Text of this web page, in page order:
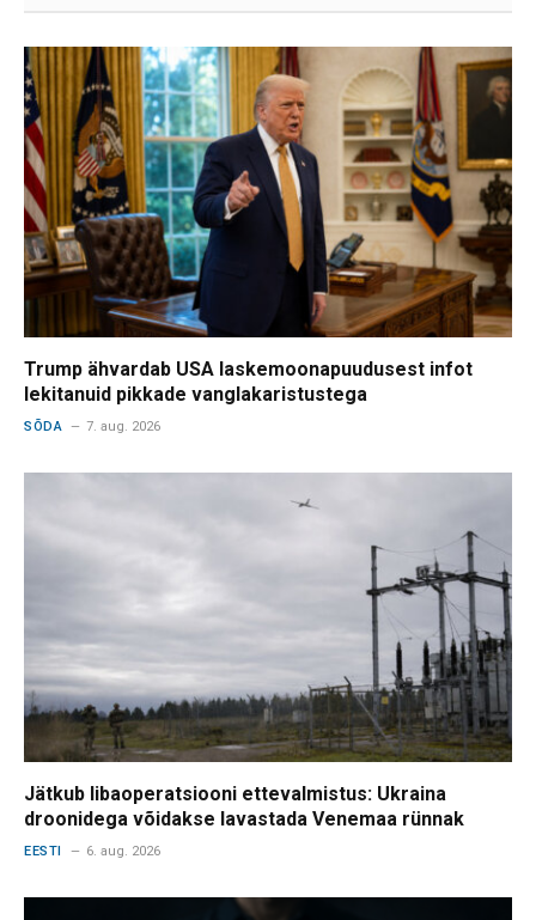
Trump ähvardab USA laskemoonapuudusest infot
lekitanuid pikkade vanglakaristustega
SÕDA 7. aug. 2026
Jätkub libaoperatsiooni ettevalmistus: Ukraina
droonidega võidakse lavastada Venemaa rünnak
EESTI 6. aug. 2026